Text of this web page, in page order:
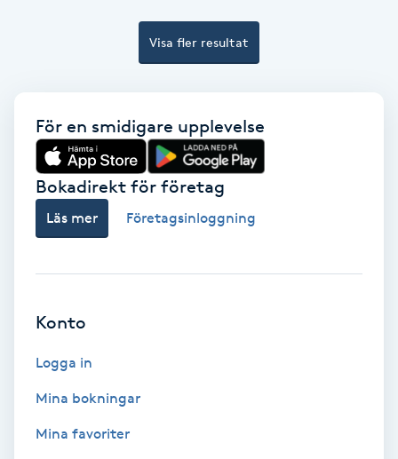
HIFU
Hollywood Peel
Hot Stone Massage
Hot yoga
Hudföryngring
Huduppstramning
Visa fler resultat
För en smidigare upplevelse
Bokadirekt för företag
Läs mer Företagsinloggning
Konto
Logga in
Mina bokningar
Mina favoriter